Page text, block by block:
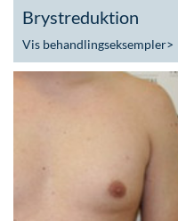
Brystreduktion
Vis behandlingseksempler>